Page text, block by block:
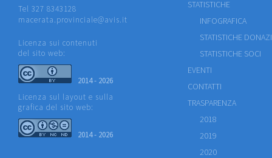
Tel 327 8343128
macerata.provinciale@avis.it
Licenza sui contenuti
del sito web:
2014 - 2026
Licenza sul layout e sulla
grafica del sito web:
2014 - 2026
STATISTICHE
INFOGRAFICA
STATISTICHE
STATISTICHE SOCI
EVENTI
CONTATTI
TRASPARENZA
2018
2019
2020